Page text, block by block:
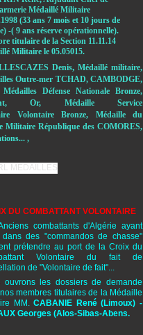
Médaillé Militaire
(33 ans 7 mois et 10 jours de
-( 9 ans réserve opérationnelle).
titulaire de la Section 11.11.14
Militaire le 05.05015.
Denis, Médaillé militaire,
Outre-mer TCHAD, CAMBODGE,
Défense Nationale Bronze,
Or, Médaille Service
Volontaire Bronze, Médaille du
Militaire République des COMORES,
,
DU COMBATTANT VOLONTAIRE
combattants d'Algérie ayant
des "commandos de chasse"
prétendre au port de la Croix du
Volontaire du fait de
de "Volontaire de fait"...
ouvrons les dossiers de demande
membres titulaires de la Médaille
MM. CABANIE René(Limoux) -
Georges (Alos-Sibas-Abens.